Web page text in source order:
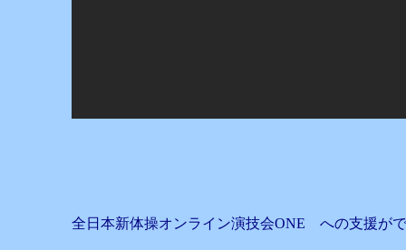
全日本新体操オンライン演技会ONE への支援が